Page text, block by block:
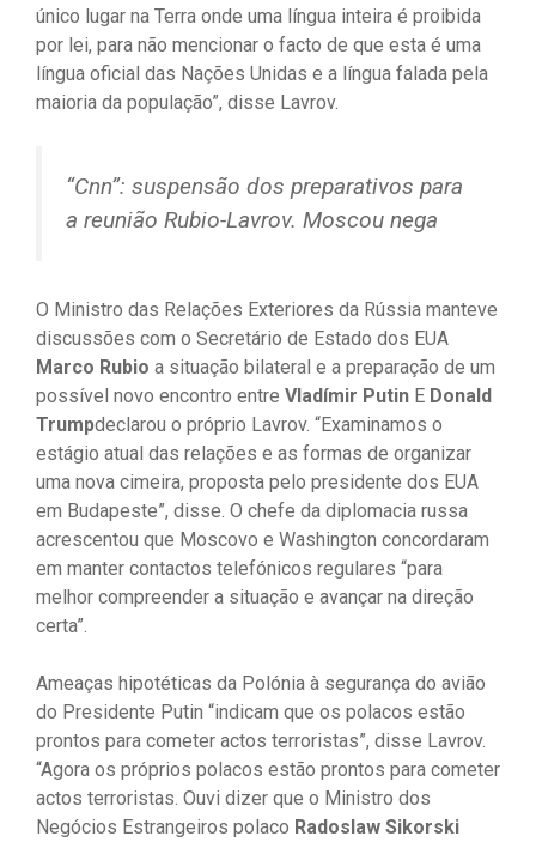
único lugar na Terra onde uma língua inteira é proibida
por lei, para não mencionar o facto de que esta é uma
língua oficial das Nações Unidas e a língua falada pela
maioria da população”, disse Lavrov.
“Cnn”: suspensão dos preparativos para
a reunião Rubio-Lavrov. Moscou nega
O Ministro das Relações Exteriores da Rússia manteve
discussões com o Secretário de Estado dos EUA
Marco Rubio a situação bilateral e a preparação de um
possível novo encontro entre Vladímir Putin E Donald
Trumpdeclarou o próprio Lavrov. “Examinamos o
estágio atual das relações e as formas de organizar
uma nova cimeira, proposta pelo presidente dos EUA
em Budapeste”, disse. O chefe da diplomacia russa
acrescentou que Moscovo e Washington concordaram
em manter contactos telefónicos regulares “para
melhor compreender a situação e avançar na direção
certa”.
Ameaças hipotéticas da Polónia à segurança do avião
do Presidente Putin “indicam que os polacos estão
prontos para cometer actos terroristas”, disse Lavrov.
“Agora os próprios polacos estão prontos para cometer
actos terroristas. Ouvi dizer que o Ministro dos
Negócios Estrangeiros polaco Radoslaw Sikorski